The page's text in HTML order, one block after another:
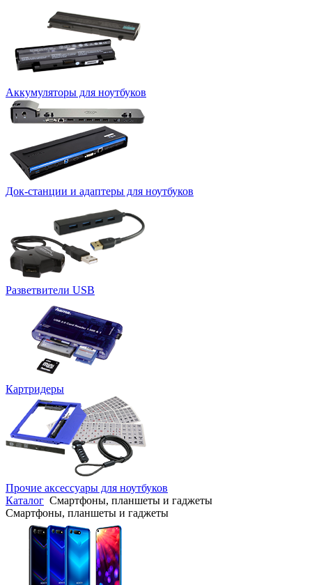
Аккумуляторы для ноутбуков
Док-станции и адаптеры для ноутбуков
Разветвители USB
Картридеры
Прочие аксессуары для ноутбуков
Каталог Смартфоны, планшеты и гаджеты
Смартфоны, планшеты и гаджеты